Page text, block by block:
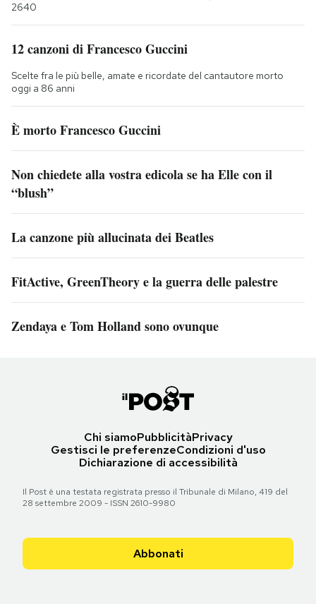
2640
12 canzoni di Francesco Guccini
Scelte fra le più belle, amate e ricordate del cantautore morto
oggi a 86 anni
È morto Francesco Guccini
Non chiedete alla vostra edicola se ha Elle con il
“blush”
La canzone più allucinata dei Beatles
FitActive, GreenTheory e la guerra delle palestre
Zendaya e Tom Holland sono ovunque
Chi siamoPubblicitàPrivacy
Gestisci le preferenzeCondizioni d'uso
Dichiarazione di accessibilità
Il Post è una testata registrata presso il Tribunale di Milano, 419 del
28 settembre 2009 - ISSN 2610-9980
Abbonati